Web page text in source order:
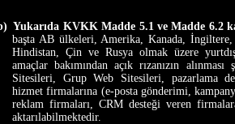
Yukarıda KVKK Madde 5.1 ve Madde 6.2
başta AB ülkeleri, Amerika, Kanada,
Hindistan, Çin ve Rusya olmak üzere
amaçlar bakımından açık rızanızın
Sitesileri, Grup Web Sitesileri, pazarlama
hizmet firmalarına (e-posta gönderimi,
reklam firmaları, CRM desteği veren
aktarılabilmektedir.